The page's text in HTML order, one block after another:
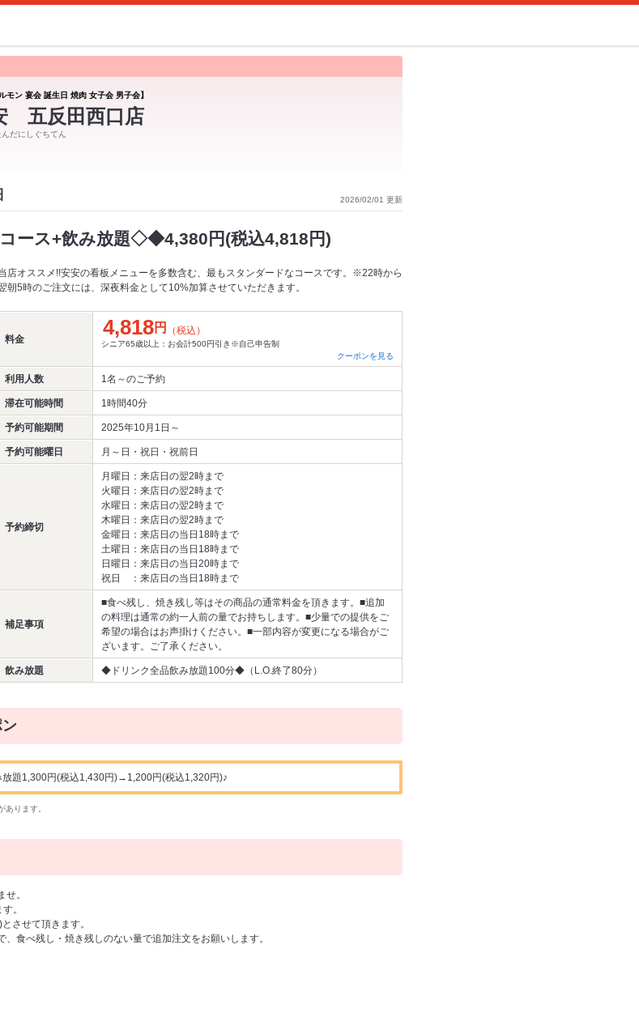
ン 宴会 誕生日 焼肉 女子会 男子会】
五反田西口店
だにしぐちてん
2026/02/01 更新
ース+飲み放題◇◆4,380円(税込4,818円)
店オススメ!!安安の看板メニューを多数含む、最もスタンダードなコースです。※22時から
朝5時のご注文には、深夜料金として10%加算させていただきます。
料金 4,818円 （税込）
シニア65歳以上：お会計500円引き※自己申告制
クーポンを見る
利用人数 1名～のご予約
滞在可能時間 1時間40分
予約可能期間 2025年10月1日～
予約可能曜日 月～日・祝日・祝前日
予約締切
月曜日：来店日の翌2時まで
火曜日：来店日の翌2時まで
水曜日：来店日の翌2時まで
木曜日：来店日の翌2時まで
金曜日：来店日の当日18時まで
土曜日：来店日の当日18時まで
日曜日：来店日の当日20時まで
祝日 ：来店日の当日18時まで
補足事項
■食べ残し、焼き残し等はその商品の通常料金を頂きます。■追加
の料理は通常の約一人前の量でお持ちします。■少量での提供をご
希望の場合はお声掛けください。■一部内容が変更になる場合がご
ざいます。ご了承ください。
飲み放題 ◆ドリンク全品飲み放題100分◆（L.O.終了80分）
放題1,300円(税込1,430円)→1,200円(税込1,320円)♪
ります。
。
。
させて頂きます。
食べ残し・焼き残しのない量で追加注文をお願いします。